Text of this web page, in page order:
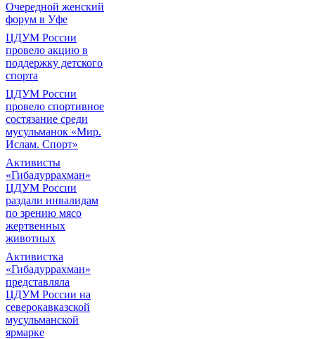
Очередной женский
форум в Уфе
ЦДУМ России
провело акцию в
поддержку детского
спорта
ЦДУМ России
провело спортивное
состязание среди
мусульманок «Мир.
Ислам. Спорт»
Активисты
«Гибадуррахман»
ЦДУМ России
раздали инвалидам
по зрению мясо
жертвенных
животных
Активистка
«Гибадуррахман»
представляла
ЦДУМ России на
северокавказской
мусульманской
ярмарке